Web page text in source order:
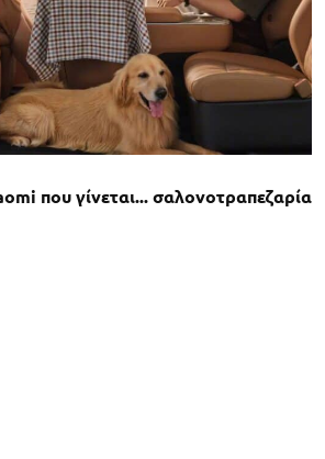
που γίνεται... σαλονοτραπεζαρία